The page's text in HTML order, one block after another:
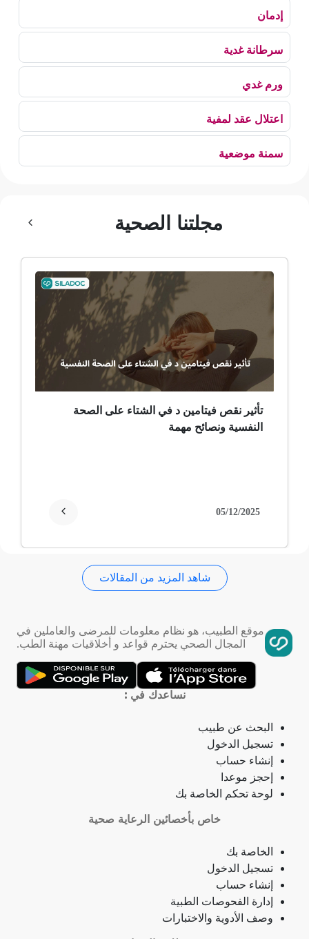
إدمان
سرطانة غدية
ورم غدي
اعتلال عقد لمفية
سمنة موضعية
ألم وعائي وجهي
ضمور عصبي ألمي
حساسية
ثعلبة
ألزهايمر (مرض)
تمدد الأوعية الدموية
التهاب الحلق
ذبحة صدرية (مصطلح لاتيني)
فقدان الشهية
فقدان حاسة الشم
جمرة (أنثراكس)
لامبالاة
حبسة
مجلتنا الصحية
تأثير نقص فيتامين د في الشتاء على الصحة
النفسية ونصائح مهمة
05/12/2025
شاهد المزيد من المقالات
موقع الطبيب، هو نظام معلومات للمرضى والعاملين في
المجال الصحي يحترم قواعد و أخلاقيات مهنة الطب.
نساعدك في :
البحث عن طبيب
تسجيل الدخول
إنشاء حساب
إحجز موعدا
لوحة تحكم الخاصة بك
خاص بأخصائين الرعاية صحية
الخاصة بك
تسجيل الدخول
إنشاء حساب
إدارة الفحوصات الطبية
وصف الأدوية والاختبارات